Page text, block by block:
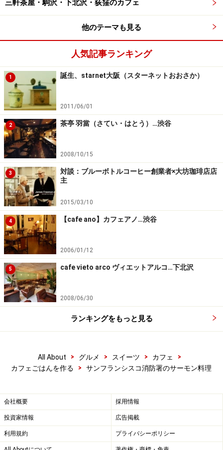
※メニューや料金などのデータは、取材時または記事公開時点で
次のページへ
三軒茶屋・駒沢・下北沢・荻窪のカフェ
他のテーマも見る
人気記事ランキング
1 誕生、starnet大阪（スターネットおおさか）
2011/06/01
2 茶亭 羽當（さてい・はとう）…渋谷
2008/10/15
3
対談：ブルーボトルコーヒー創業者×大坊珈琲店店
主
2015/03/10
4 【cafe ano】カフェアノ…渋谷
2006/01/12
5 cafe vieto arco ヴィエットアルコ…下北沢
2008/06/30
ランキングをもっと見る
All About > グルメ > スイーツ > カフェ
>
カフェごはんを作る
> サンフランシスコ消防署のサーモン料理
会社概要 採用情報
投資家情報 広告掲載
利用規約 プライバシーポリシー